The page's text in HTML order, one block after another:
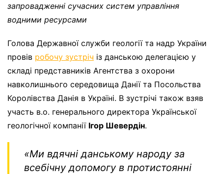
запровадженні сучасних систем управління
водними ресурсами
Голова Державної служби геології та надр України
провів робочу зустріч із данською делегацією у
складі представників Агентства з охорони
навколишнього середовища Данії та Посольства
Королівства Данія в Україні. В зустрічі також взяв
участь в.о. генерального директора Української
геологічної компанії Ігор Шевердін.
«Ми вдячні данському народу за
всебічну допомогу в протистоянні